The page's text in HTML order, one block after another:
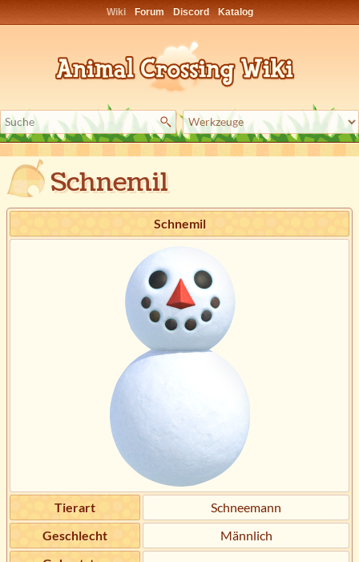
Wiki Forum Discord Katalog
Schnemil
Schnemil
Tierart
Schneemann
Geschlecht
Männlich